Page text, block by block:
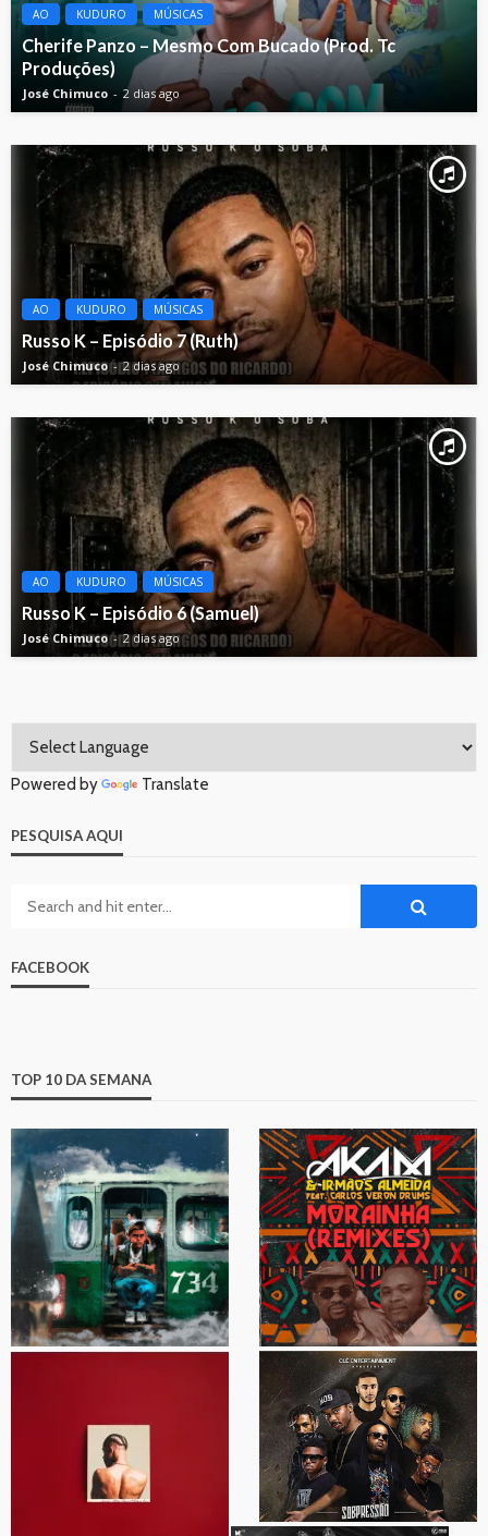
AO KUDURO MÚSICAS
Cherife Panzo – Mesmo Com Bucado (Prod. Tc
Produções)
José Chimuco 2 dias ago
AO KUDURO MÚSICAS
Russo K – Episódio 7 (Ruth)
José Chimuco 2 dias ago
AO KUDURO MÚSICAS
Russo K – Episódio 6 (Samuel)
José Chimuco 2 dias ago
Powered by Translate
PESQUISA AQUI
FACEBOOK
TOP 10 DA SEMANA